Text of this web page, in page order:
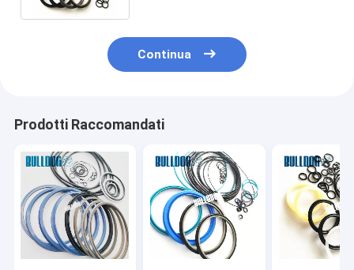
Continua
Prodotti Raccomandati